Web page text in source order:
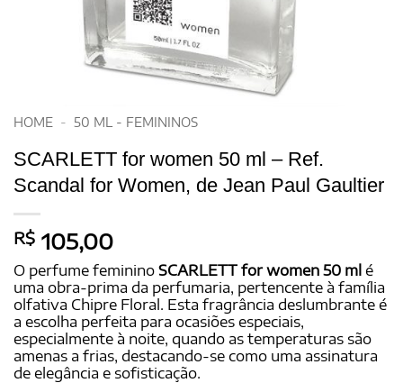
HOME - 50 ML - FEMININOS
SCARLETT for women 50 ml – Ref.
Scandal for Women, de Jean Paul Gaultier
R$ 105,00
O perfume feminino SCARLETT for women 50 ml é
uma obra-prima da perfumaria, pertencente à família
olfativa Chipre Floral. Esta fragrância deslumbrante é
a escolha perfeita para ocasiões especiais,
especialmente à noite, quando as temperaturas são
amenas a frias, destacando-se como uma assinatura
de elegância e sofisticação.